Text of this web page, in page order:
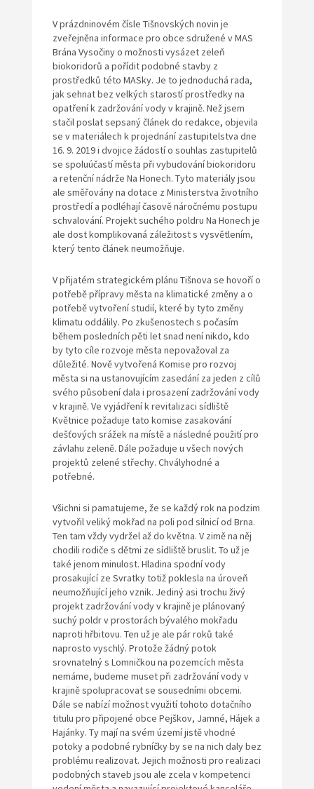
V prázdninovém čísle Tišnovských novin je
zveřejněna informace pro obce sdružené v MAS
Brána Vysočiny o možnosti vysázet zeleň
biokoridorů a pořídit podobné stavby z
prostředků této MASky. Je to jednoduchá rada,
jak sehnat bez velkých starostí prostředky na
opatření k zadržování vody v krajině. Než jsem
stačil poslat sepsaný článek do redakce, objevila
se v materiálech k projednání zastupitelstva dne
16. 9. 2019 i dvojice žádostí o souhlas zastupitelů
se spoluúčastí města při vybudování biokoridoru
a retenční nádrže Na Honech. Tyto materiály jsou
ale směřovány na dotace z Ministerstva životního
prostředí a podléhají časově náročnému postupu
schvalování. Projekt suchého poldru Na Honech je
ale dost komplikovaná záležitost s vysvětlením,
který tento článek neumožňuje.
V přijatém strategickém plánu Tišnova se hovoří o
potřebě přípravy města na klimatické změny a o
potřebě vytvoření studií, které by tyto změny
klimatu oddálily. Po zkušenostech s počasím
během posledních pěti let snad není nikdo, kdo
by tyto cíle rozvoje města nepovažoval za
důležité. Nově vytvořená Komise pro rozvoj
města si na ustanovujícím zasedání za jeden z cílů
svého působení dala i prosazení zadržování vody
v krajině. Ve vyjádření k revitalizaci sídliště
Květnice požaduje tato komise zasakování
dešťových srážek na místě a následné použití pro
závlahu zeleně. Dále požaduje u všech nových
projektů zelené střechy. Chvályhodné a
potřebné.
Všichni si pamatujeme, že se každý rok na podzim
vytvořil veliký mokřad na poli pod silnicí od Brna.
Ten tam vždy vydržel až do května. V zimě na něj
chodili rodiče s dětmi ze sídliště bruslit. To už je
také jenom minulost. Hladina spodní vody
prosakující ze Svratky totiž poklesla na úroveň
neumožňující jeho vznik. Jediný asi trochu živý
projekt zadržování vody v krajině je plánovaný
suchý poldr v prostorách bývalého mokřadu
naproti hřbitovu. Ten už je ale pár roků také
naprosto vyschlý. Protože žádný potok
srovnatelný s Lomničkou na pozemcích města
nemáme, budeme muset při zadržování vody v
krajině spolupracovat se sousedními obcemi.
Dále se nabízí možnost využití tohoto dotačního
titulu pro připojené obce Pejškov, Jamné, Hájek a
Hajánky. Ty mají na svém území jistě vhodné
potoky a podobné rybníčky by se na nich daly bez
problému realizovat. Jejich možnosti pro realizaci
podobných staveb jsou ale zcela v kompetenci